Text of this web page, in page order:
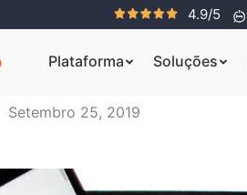
4.9/5
Plataforma Soluções
Setembro 25, 2019